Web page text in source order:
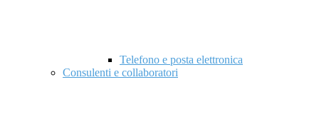
Telefono e posta elettronica
Consulenti e collaboratori